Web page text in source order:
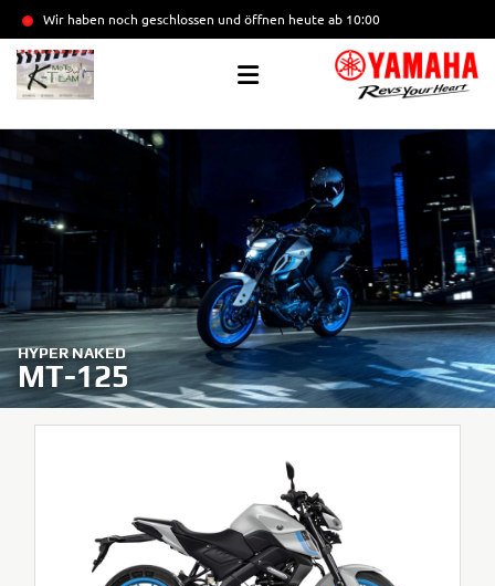
Wir haben noch geschlossen und öffnen heute ab 10:00
HYPER NAKED
MT-125